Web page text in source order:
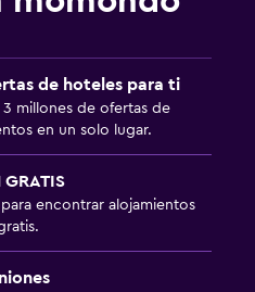
de hoteles para ti
millones de ofertas de
en un solo lugar.
encontrar alojamientos